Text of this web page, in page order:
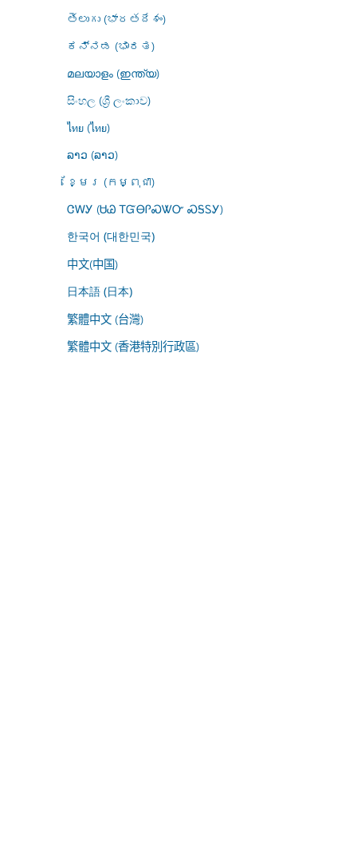
తెలుగు (భారతదేశం)
ಕನ್ನಡ (ಭಾರತ)
മലയാളം (ഇന്ത്യ)
සිංහල (ශ්‍රී ලංකාව)
ไทย (ไทย)
ລາວ (ລາວ)
ខ្មែរ (កម្ពុជា)
ᏣᎳᎩ (ᏌᏊ ᎢᏳᎾᎵᏍᏔᏅ ᏍᎦᏚᎩ)
한국어 (대한민국)
中文(中国)
日本語 (日本)
繁體中文 (台灣)
繁體中文 (香港特別行政區)